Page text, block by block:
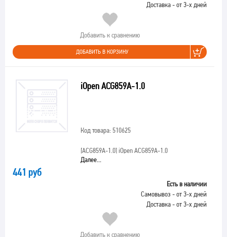
Доставка - от 3-х дней
Добавить к сравнению
ДОБАВИТЬ В КОРЗИНУ
iOpen ACG859A-1.0
Код товара: 510625
[ACG859A-1.0]iOpen ACG859A-1.0
Далее...
441 руб
Есть в наличии
Самовывоз - от 3-х дней
Доставка - от 3-х дней
Добавить к сравнению